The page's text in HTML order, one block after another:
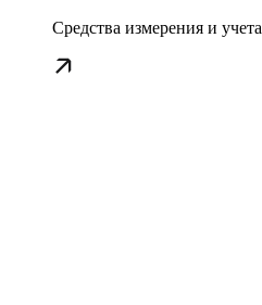
Средства измерения и учета